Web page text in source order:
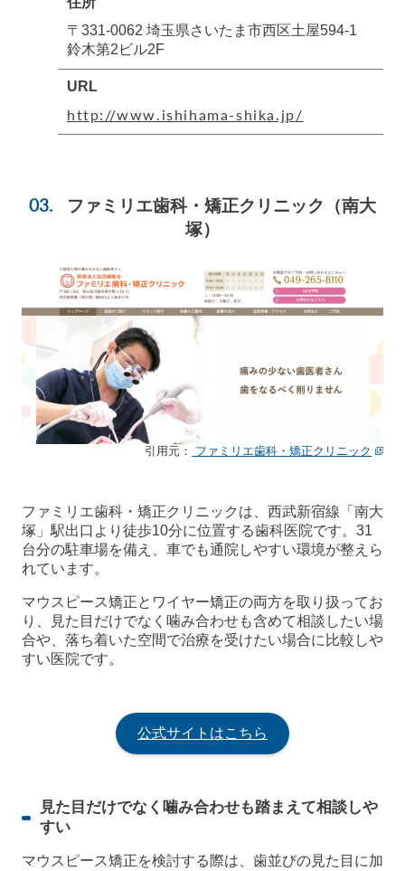
〒331-0062 埼玉県さいたま市西区土屋594-1
鈴木第2ビル2F
URL
http://www.ishihama-shika.jp/
ファミリエ歯科・矯正クリニック （南大
塚）
引用元： ファミリエ歯科・矯正クリニック
ファミリエ歯科・矯正クリニックは、西武新宿線「南大
塚」駅出口より徒歩10分に位置する歯科医院です。31
台分の駐車場を備え、車でも通院しやすい環境が整えら
れています。
マウスピース矯正とワイヤー矯正の両方を取り扱ってお
り、見た目だけでなく噛み合わせも含めて相談したい場
合や、落ち着いた空間で治療を受けたい場合に比較しや
すい医院です。
公式サイトはこちら
見た目だけでなく噛み合わせも踏まえて相談しや
すい
マウスピース矯正を検討する際は、歯並びの見た目に加